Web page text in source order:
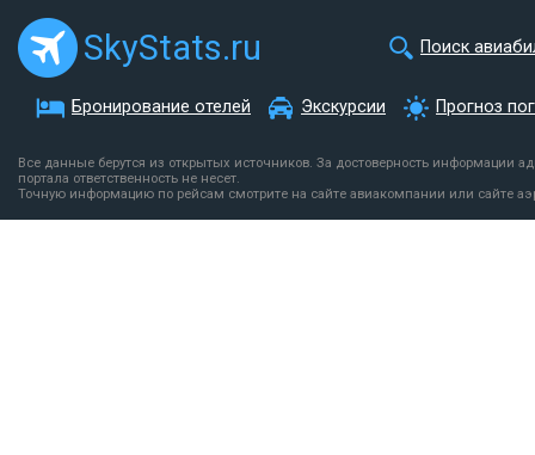
SkyStats.ru Поиск
Бронирование отелей Экскурсии Прогноз
Все данные берутся из открытых источников. За достоверность информации
портала ответственность не несет.
Точную информацию по рейсам смотрите на сайте авиакомпании или сайте